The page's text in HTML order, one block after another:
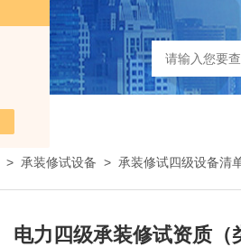
> 承装修试设备 > 承装修试四级设备清
电力四级承装修试资质（